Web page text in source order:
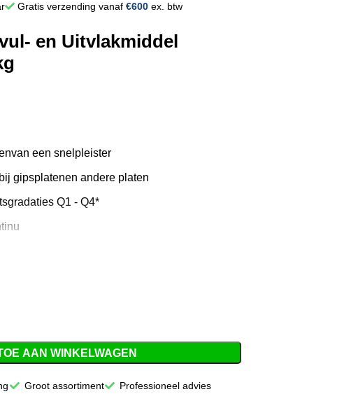
Gratis verzending vanaf €600ex. btw
en Uitvlakmiddel
een snelpleister
gipsplatenen andere platen
Q1 - Q4*
werkdag in huis!
AAN WINKELWAGEN
Groot assortiment Professioneel advies